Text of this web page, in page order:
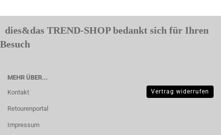
dies&das TREND-SHOP bedankt sich für Ihren
Besuch
MEHR ÜBER...
Kontakt
Retourenportal
Impressum
Vertrag widerrufen